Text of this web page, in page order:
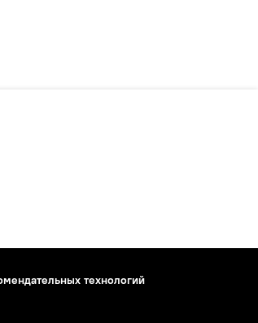
технологий